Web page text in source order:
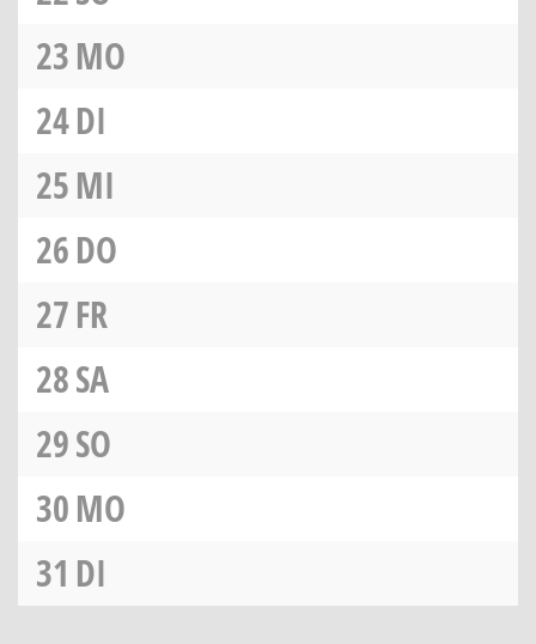
23MO
24DI
25MI
26DO
27FR
28SA
29SO
30MO
31 DI